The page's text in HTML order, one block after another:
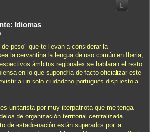
Idiomas
peso" que te llevan a considerar la
la cervantina la lengua de uso común en Iberia,
ámbitos regionales se hablaran el resto
en lo que supondría de facto oficializar este
un solo ciudadano portugués dispuesto a
unitarista por muy iberpatriota que me tenga.
de organización territorial centralizada
de estado-nación están superados por la